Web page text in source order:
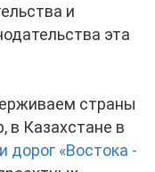
и
эта
страны
в Казахстане в
дорог «Востока -